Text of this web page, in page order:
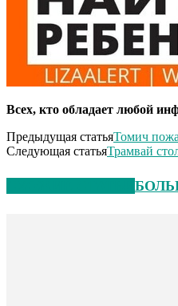
Всех, кто обладает любой
Предыдущая статьяТомич
Следующая статьяТрамвай